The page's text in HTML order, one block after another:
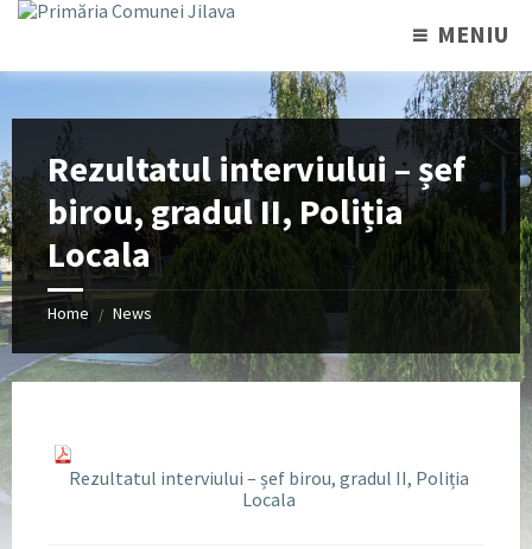
MENIU
Rezultatul interviului – șef
birou, gradul II, Poliția
Locala
Home / News
Rezultatul interviului – șef birou, gradul II, Poliția
Locala